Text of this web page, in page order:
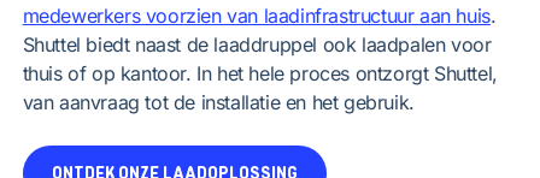
medewerkers voorzien van laadinfrastructuur aan huis.
Shuttel biedt naast de laaddruppel ook laadpalen voor
thuis of op kantoor. In het hele proces ontzorgt Shuttel,
van aanvraag tot de installatie en het gebruik.